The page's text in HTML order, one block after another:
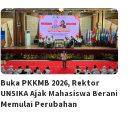
Buka PKKMB 2026, Rektor
UNSIKA Ajak Mahasiswa Berani
Memulai Perubahan